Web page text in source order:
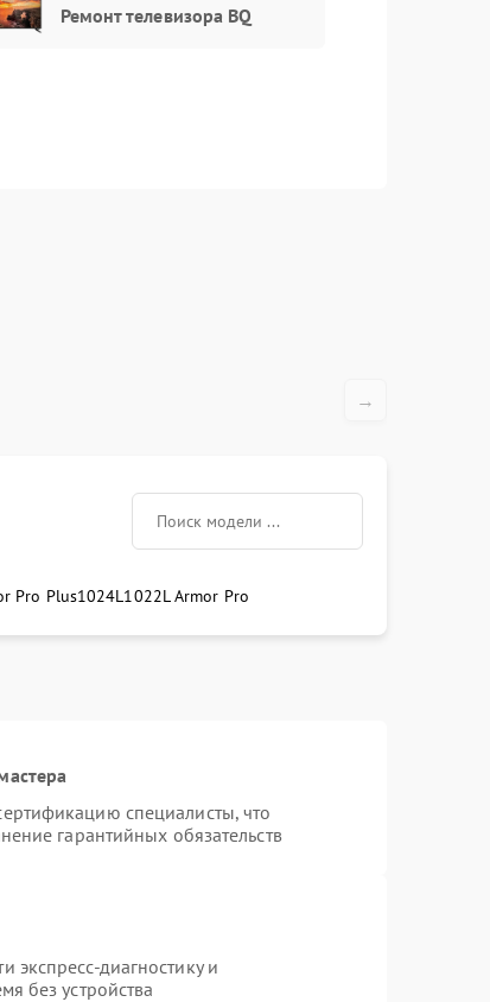
Ремонт телевизора BQ
→
Pro Plus1024L1022L Armor Pro
специалисты, что
гарантийных обязательств
диагностику и
без устройства